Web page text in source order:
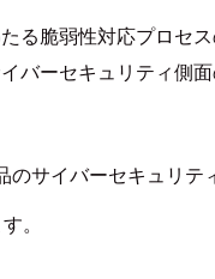
る脆弱性対応プロセ
バーセキュリティ側
のサイバーセキュリテ
。